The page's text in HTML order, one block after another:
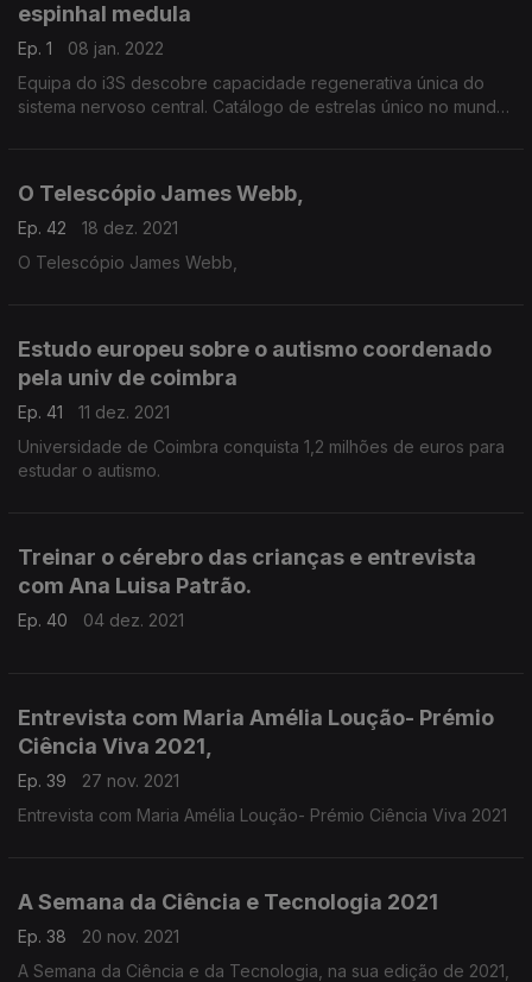
espinhal medula
Ep. 1
08 jan. 2022
Equipa do i3S descobre capacidade regenerativa única do
sistema nervoso central. Catálogo de estrelas único no mundo
O Telescópio James Webb,
Ep. 42
18 dez. 2021
O Telescópio James Webb,
Estudo europeu sobre o autismo coordenado
pela univ de coimbra
Ep. 41
11 dez. 2021
Universidade de Coimbra conquista 1,2 milhões de euros para
estudar o autismo.
Treinar o cérebro das crianças e entrevista
com Ana Luisa Patrão.
Ep. 40 04 dez. 2021
Entrevista com Maria Amélia Loução- Prémio
Ciência Viva 2021,
Ep. 39
27 nov. 2021
Entrevista com Maria Amélia Loução- Prémio Ciência Viva 2021
A Semana da Ciência e Tecnologia 2021
Ep. 38
20 nov. 2021
A Semana da Ciência e da Tecnologia, na sua edição de 2021,